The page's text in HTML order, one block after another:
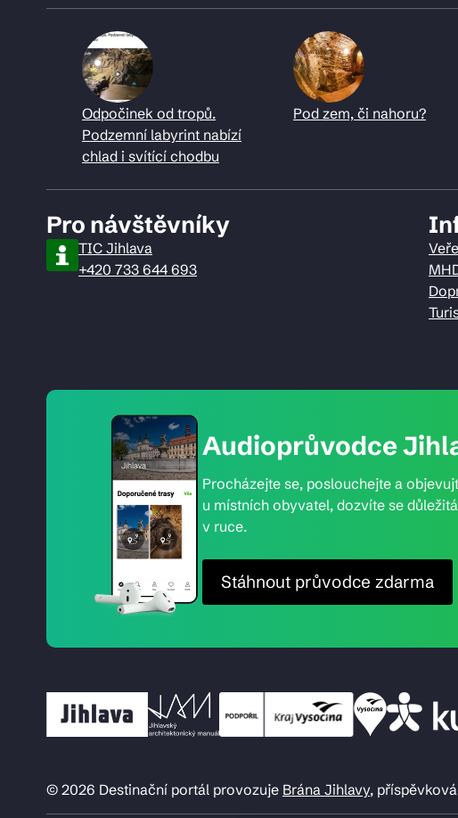
Odpočinek od tropů.
Podzemní labyrint nabízí
chlad i svítící chodbu
Pod zem, či nahoru?
Pro návštěvníky
TIC Jihlava
+420 733 644 693
Audioprůvodce
Procházejte se, poslouchejte a
u místních obyvatel, dozvíte se
v ruce.
Stáhnout průvodce zdarma
© 2026 Destinační portál provozuje Brána Jihlavy,